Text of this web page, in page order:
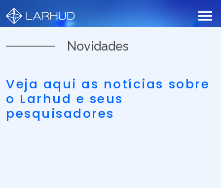
Novidades
Veja aqui as notícias sobre
o Larhud e seus
pesquisadores